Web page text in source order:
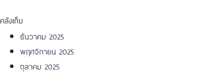
คลังเก็บ
ธันวาคม 2025
พฤศจิกายน 2025
ตุลาคม 2025